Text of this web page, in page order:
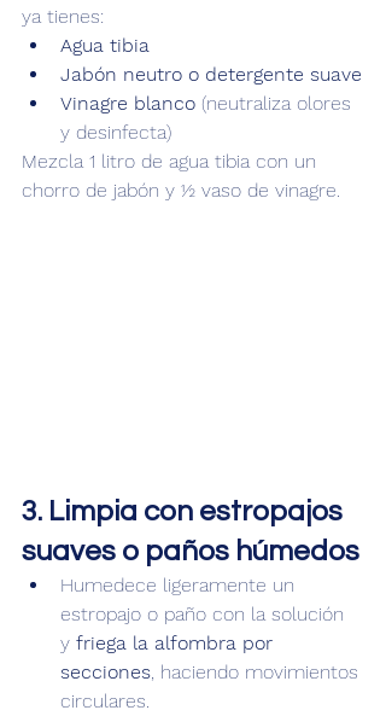
ya tienes:
Agua tibia
Jabón neutro o detergente suave
Vinagre blanco (neutraliza olores
y desinfecta)
Mezcla 1 litro de agua tibia con un
chorro de jabón y ½ vaso de vinagre.
3. Limpia con estropajos
suaves o paños húmedos
Humedece ligeramente un
estropajo o paño con la solución
y friega la alfombra por
secciones, haciendo movimientos
circulares.